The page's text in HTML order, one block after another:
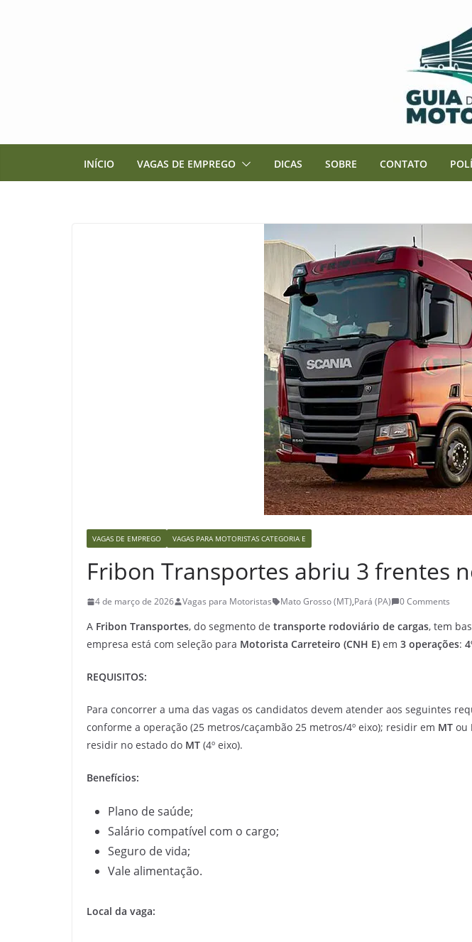
INÍCIO VAGAS DE EMPREGO DICAS SOBRE CONTATO
VAGAS DE EMPREGO VAGAS PARA MOTORISTAS CATEGORIA E
Fribon Transportes abriu 3 frentes
4 de março de 2026 Vagas para Motoristas Mato Grosso (MT),Pará (PA) 0 Comments
A Fribon Transportes, do segmento de transporte rodoviário de cargas, tem
empresa está com seleção para Motorista Carreteiro (CNH E) em 3 operações:
REQUISITOS:
Para concorrer a uma das vagas os candidatos devem atender aos seguintes
conforme a operação (25 metros/caçambão 25 metros/4º eixo); residir em MT ou
residir no estado do MT (4º eixo).
Benefícios:
Plano de saúde;
Salário compatível com o cargo;
Seguro de vida;
Vale alimentação.
Local da vaga: